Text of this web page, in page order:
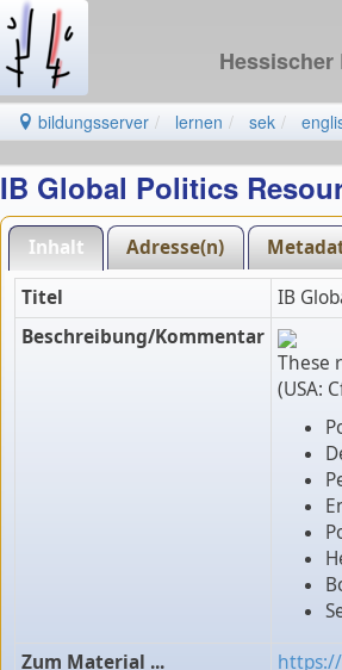
bildungsserver lernen sek
IB Global Politics
Inhalt Adresse(n)
Titel
IB
Beschreibung/Kommentar
These
(USA:
Zum Material ... https://